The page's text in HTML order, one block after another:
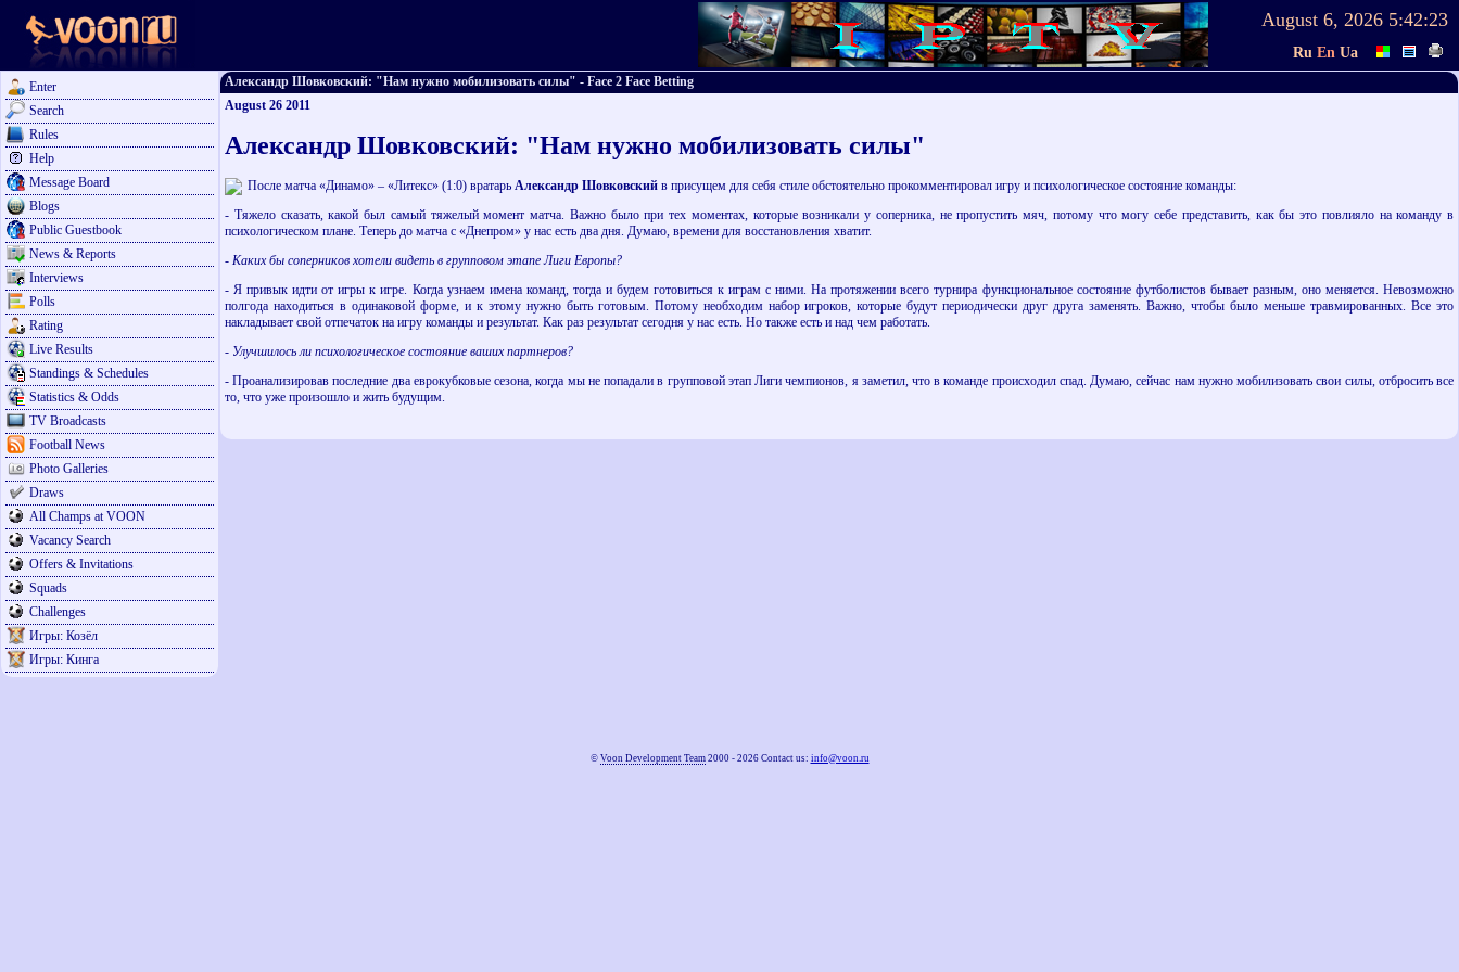
August 6, 2026 5:42:23
Ru En Ua
Enter
Search
Rules
Help
Message Board
Blogs
Public Guestbook
News & Reports
Interviews
Polls
Rating
Live Results
Standings & Schedules
Statistics & Odds
TV Broadcasts
Football News
Photo Galleries
Draws
All Champs at VOON
Vacancy Search
Offers & Invitations
Squads
Challenges
Игры: Козёл
Игры: Кинга
Александр Шовковский: "Нам нужно мобилизовать силы" - Face 2 Face Betting
August 26 2011
Александр Шовковский: "Нам нужно мобилизовать силы"
После матча «Динамо» – «Литекс» (1:0) вратарь Александр Шовковский в присущем для себя стиле обстоятельно прокомментировал игру и психологическое состояние команды:
- Тяжело сказать, какой был самый тяжелый момент матча. Важно было при тех моментах, которые возникали у соперника, не пропустить мяч, потому что могу себе представить, как бы это повлияло на команду в
психологическом плане. Теперь до матча с «Днепром» у нас есть два дня. Думаю, времени для восстановления хватит.
- Каких бы соперников хотели видеть в групповом этапе Лиги Европы?
- Я привык идти от игры к игре. Когда узнаем имена команд, тогда и будем готовиться к играм с ними. На протяжении всего турнира функциональное состояние футболистов бывает разным, оно меняется. Невозможно
полгода находиться в одинаковой форме, и к этому нужно быть готовым. Потому необходим набор игроков, которые будут периодически друг друга заменять. Важно, чтобы было меньше травмированных. Все это
накладывает свой отпечаток на игру команды и результат. Как раз результат сегодня у нас есть. Но также есть и над чем работать.
- Улучшилось ли психологическое состояние ваших партнеров?
- Проанализировав последние два еврокубковые сезона, когда мы не попадали в групповой этап Лиги чемпионов, я заметил, что в команде происходил спад. Думаю, сейчас нам нужно мобилизовать свои силы, отбросить все
то, что уже произошло и жить будущим.
© Voon Development Team2000 - 2026 Contact us: info@voon.ru